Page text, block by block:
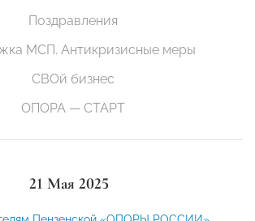
Поздравления
МСП. Антикризисные меры
СВОй бизнес
ОПОРА — СТАРТ
21 Мая 2025